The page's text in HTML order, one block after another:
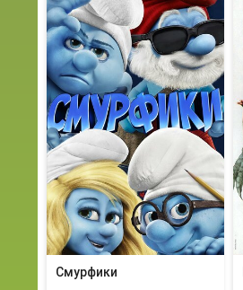
Смурфики